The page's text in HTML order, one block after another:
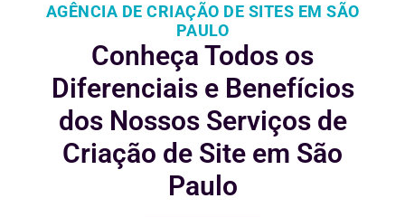
AGÊNCIA DE CRIAÇÃO DE SITES EM SÃO
PAULO
Conheça Todos os
Diferenciais e Benefícios
dos Nossos Serviços de
Criação de Site em São
Paulo